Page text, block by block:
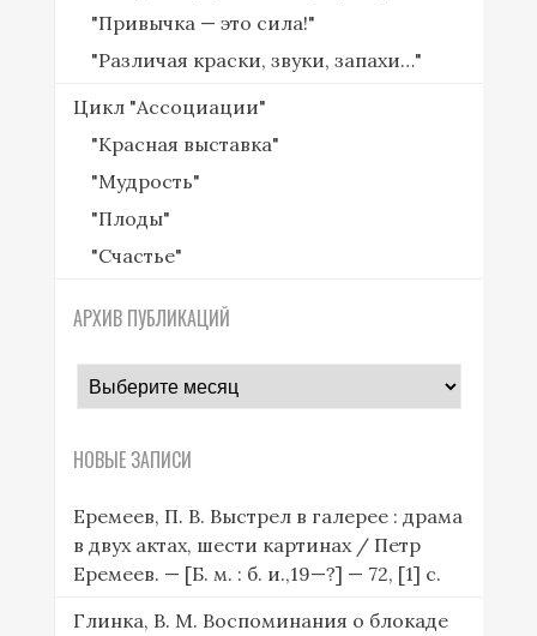
"Привычка — это сила!"
"Различая краски, звуки, запахи…"
Цикл "Ассоциации"
"Красная выставка"
"Мудрость"
"Плоды"
"Счастье"
АРХИВ ПУБЛИКАЦИЙ
архив
публикаций
НОВЫЕ ЗАПИСИ
Еремеев, П. В. Выстрел в галерее : драма
в двух актах, шести картинах / Петр
Еремеев. — [Б. м. : б. и.,19—?] — 72, [1] с.
Глинка, В. М. Воспоминания о блокаде